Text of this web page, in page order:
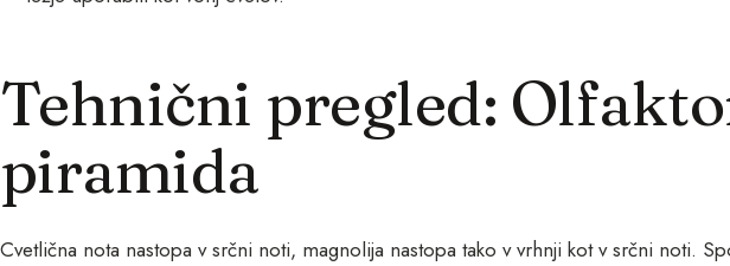
Tehnični pregled:
piramida
Cvetlična nota nastopa v srčni noti, magnolija nastopa tako v vrhnji kot v srčni noti.